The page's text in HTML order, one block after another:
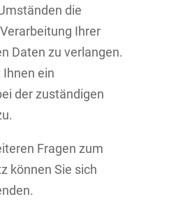
die
Ihrer
Daten zu verlangen.
ein
der zuständigen
Fragen zum
können Sie sich